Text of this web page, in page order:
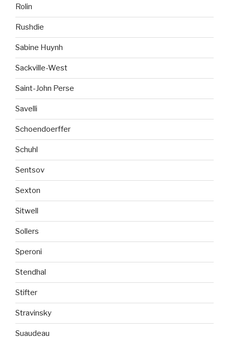
Rolin
Rushdie
Sabine Huynh
Sackville-West
Saint-John Perse
Savelli
Schoendoerffer
Schuhl
Sentsov
Sexton
Sitwell
Sollers
Speroni
Stendhal
Stifter
Stravinsky
Suaudeau